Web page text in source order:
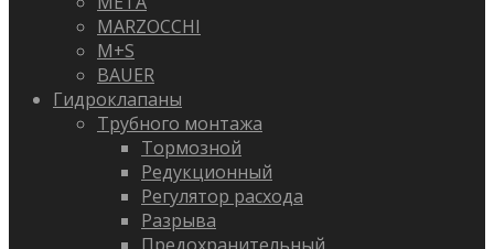
MARZOCCHI
M+S
BAUER
Гидроклапаны
Трубного монтажа
Тормозной
Редукционный
Регулятор расхода
Разрыва